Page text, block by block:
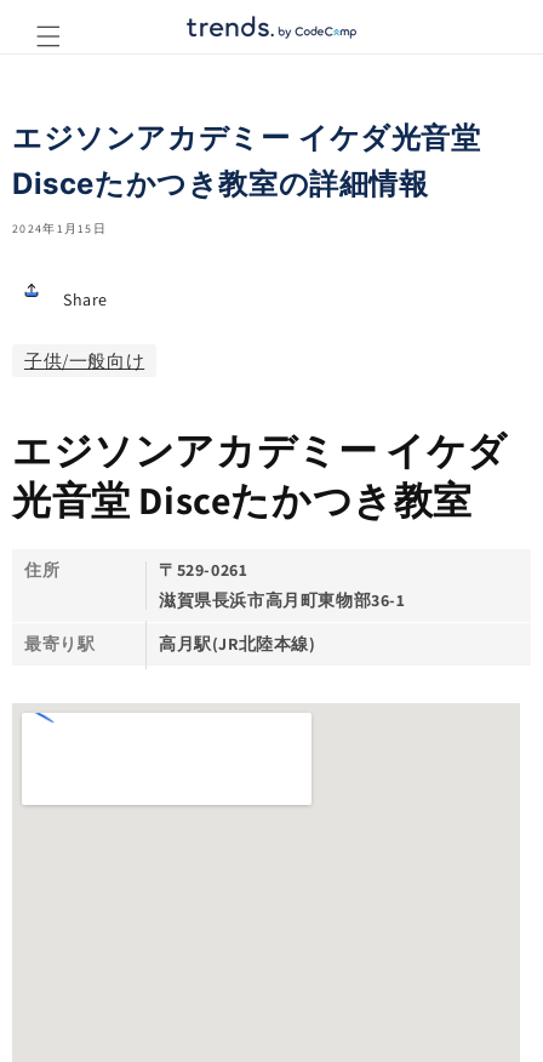
ンツに
進む
エジソンアカデミー イケダ光音堂
Disceたかつき教室の詳細情報
2024年1月15日
Share
子供/一般向け
エジソンアカデミー イケダ
光音堂 Disceたかつき教室
住所
〒529-0261
滋賀県長浜市高月町東物部36-1
最寄り駅
高月駅(JR北陸本線)